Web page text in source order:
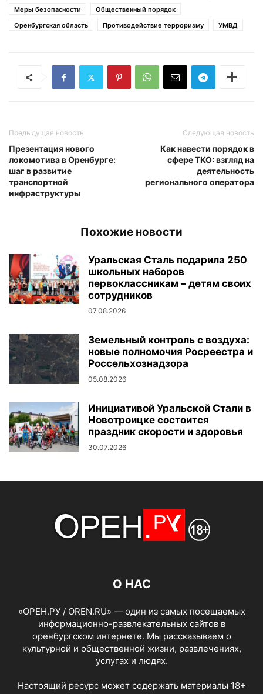
Меры безопасности
Общественный порядок
Оренбургская область
Противодействие терроризму УМВД
Предыдущая новость
Презентация нового
локомотива в Оренбурге:
шаг в развитие
транспортной
инфраструктуры
Следующая новость
Как навести порядок в
сфере ТКО: взгляд на
деятельность
регионального оператора
Похожие новости
Уральская Сталь подарила 250
школьных наборов
первоклассникам – детям своих
сотрудников
07.08.2026
Земельный контроль с воздуха:
новые полномочия Росреестра и
Россельхознадзора
05.08.2026
Инициативой Уральской Стали в
Новотроицке состоится
праздник скорости и здоровья
30.07.2026
О НАС
«ОРЕН.РУ / OREN.RU» — один из самых посещаемых
информационно-развлекательных сайтов в
оренбургском интернете. Мы рассказываем о
культурной и общественной жизни, развлечениях,
услугах и людях.
Настоящий ресурс может содержать материалы 18+